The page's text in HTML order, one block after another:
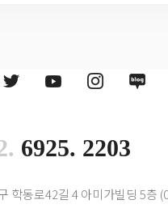
6925. 2203
학동로42길 4 아미가빌딩 5층